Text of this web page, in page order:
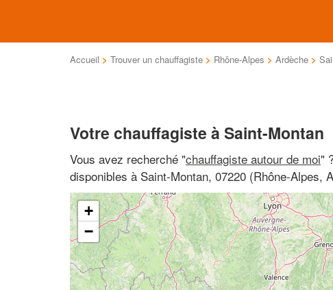
Accueil > Trouver un chauffagiste > Rhône-Alpes > Ardèche >
Votre chauffagiste à Saint-Montan
Vous avez recherché "chauffagiste autour de moi"
disponibles à Saint-Montan, 07220 (Rhône-Alpes,
+
−